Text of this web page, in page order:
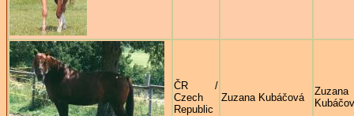
ČR /
Czech
Republic
Zuzana Kubáčová
Zuzana